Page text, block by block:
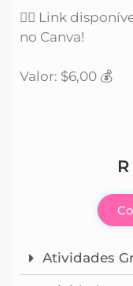
👉🏼 Link
no Canva!
Valor: $6,00 💰
Atividades